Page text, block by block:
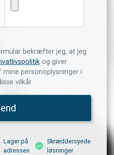
bekræfter jeg, at jeg
og giver
personoplysninger i
vilkår.
Lager på
adressen
Skræddersyede
løsninger